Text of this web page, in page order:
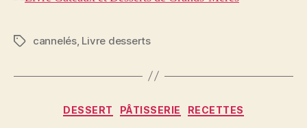
Étiquettes
cannelés, Livre desserts
Catégories
DESSERT PÂTISSERIE RECETTES